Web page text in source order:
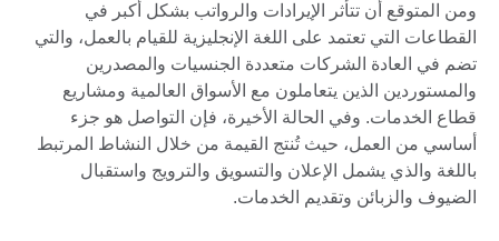
ومن المتوقع أن تتأثر الإيرادات والرواتب بشكل أكبر في
القطاعات التي تعتمد على اللغة الإنجليزية للقيام بالعمل، والتي
تضم في العادة الشركات متعددة الجنسيات والمصدرين
والمستوردين الذين يتعاملون مع الأسواق العالمية ومشاريع
قطاع الخدمات. وفي الحالة الأخيرة، فإن التواصل هو جزء
أساسي من العمل، حيث تُنتج القيمة من خلال النشاط المرتبط
باللغة والذي يشمل الإعلان والتسويق والترويج واستقبال
الضيوف والزبائن وتقديم الخدمات.